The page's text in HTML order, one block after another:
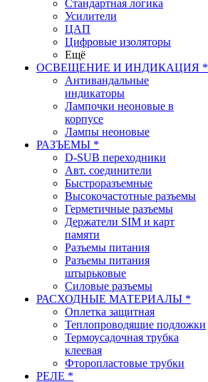
Стандартная логика
Усилители
ЦАП
Цифровые изоляторы
Ещё
ОСВЕЩЕНИЕ И ИНДИКАЦИЯ *
Антивандальные
индикаторы
Лампочки неоновые в
корпусе
Лампы неоновые
РАЗЪЕМЫ *
D-SUB переходники
Авт. соединители
Быстроразъемные
Высокочастотные разъемы
Герметичные разъемы
Держатели SIM и карт
памяти
Разъемы питания
Разъемы питания
штырьковые
Силовые разъемы
РАСХОДНЫЕ МАТЕРИАЛЫ *
Оплетка защитная
Теплопроводящие подложки
Термоусадочная трубка
клеевая
Фторопластовые трубки
РЕЛЕ *